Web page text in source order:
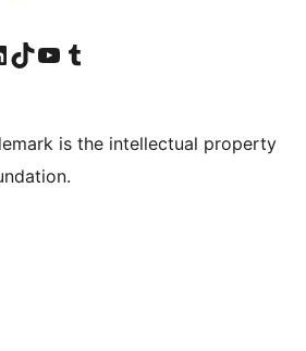
kontu
mūsu LinkedIn kontu
Apmeklējiet mūsu TikTok kontu
Apmeklējiet mūsu YouTube kanālu
Apmeklējiet mūsu Tumblr kontu
is the intellectual property